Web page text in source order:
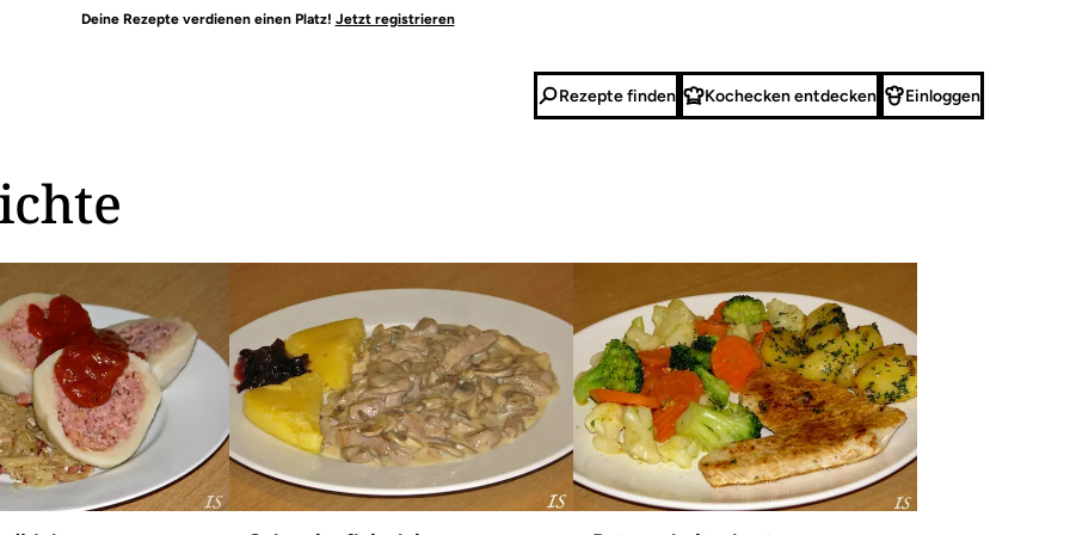
Deine Rezepte verdienen einen Platz! Jetzt registrieren
Rezepte finden Kochecken entdecken Einloggen